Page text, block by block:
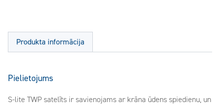
Produkta informācija
Pielietojums
S-lite TWP satelīts ir savienojams ar krāna ūdens spiedienu, un